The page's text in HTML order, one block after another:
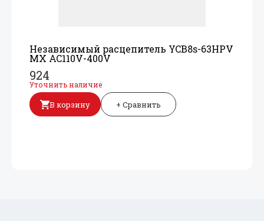
Независимый расцепитель YCB8s-63HPV
MX AC110V-400V
924
Уточнить наличие
В корзину + Сравнить